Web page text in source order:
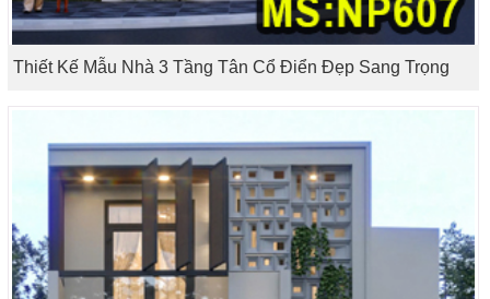
Thiết Kế Mẫu Nhà 3 Tầng Tân Cổ Điển Đẹp Sang Trọng